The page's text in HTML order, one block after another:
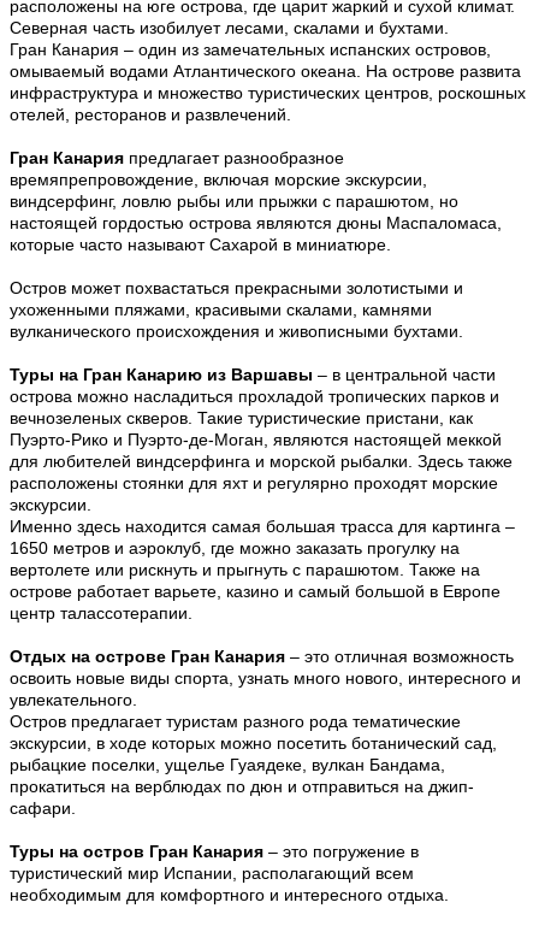
расположены на юге острова, где царит жаркий и сухой климат.
Северная часть изобилует лесами, скалами и бухтами.
Гран Канария – один из замечательных испанских островов,
омываемый водами Атлантического океана. На острове развита
инфраструктура и множество туристических центров, роскошных
отелей, ресторанов и развлечений.
Гран Канария предлагает разнообразное
времяпрепровождение, включая морские экскурсии,
виндсерфинг, ловлю рыбы или прыжки с парашютом, но
настоящей гордостью острова являются дюны Маспаломаса,
которые часто называют Сахарой в миниатюре.
Остров может похвастаться прекрасными золотистыми и
ухоженными пляжами, красивыми скалами, камнями
вулканического происхождения и живописными бухтами.
Туры на Гран Канарию из Варшавы – в центральной части
острова можно насладиться прохладой тропических парков и
вечнозеленых скверов. Такие туристические пристани, как
Пуэрто-Рико и Пуэрто-де-Моган, являются настоящей меккой
для любителей виндсерфинга и морской рыбалки. Здесь также
расположены стоянки для яхт и регулярно проходят морские
экскурсии.
Именно здесь находится самая большая трасса для картинга –
1650 метров и аэроклуб, где можно заказать прогулку на
вертолете или рискнуть и прыгнуть с парашютом. Также на
острове работает варьете, казино и самый большой в Европе
центр талассотерапии.
Отдых на острове Гран Канария – это отличная возможность
освоить новые виды спорта, узнать много нового, интересного и
увлекательного.
Остров предлагает туристам разного рода тематические
экскурсии, в ходе которых можно посетить ботанический сад,
рыбацкие поселки, ущелье Гуаядеке, вулкан Бандама,
прокатиться на верблюдах по дюн и отправиться на джип-
сафари.
Туры на остров Гран Канария – это погружение в
туристический мир Испании, располагающий всем
необходимым для комфортного и интересного отдыха.